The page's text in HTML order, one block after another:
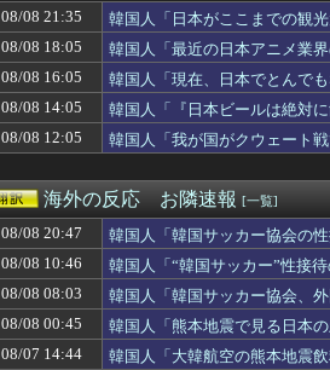
韓国人「海外から見た東京とソウルの評価が
韓国サッカー協会に家宅捜索！←「韓ドラ
「探そうとすら思わないでください」高さ
イーロン・マスクの衛星、戦争の狭間で揺
【海外の反応】岡本和真が守備でとっさの
日本の大相撲に36年ぶりに英国人力士が誕
【インド】バーガーを食べる罪【ポーラン
【海外の反応】日本政府が、アメリカ政府
【海外の反応】ホンダS2000の外観とスペッ
韓国人「イラン完勝、アメリカ惨敗」米イ
【朗報】韓国人「世界の数学者が愛した日
韓国人「韓国サッカー協会の性接待報道、
海外「日本は取り締まれ！」栃木でシャイ
海外メディア「洋ゲー市場はグラフィック
海外「MLB屈指の好チーム」鈴木誠也のタ
韓国人「欧州メディアがロンドン五輪銅メ
08/08 21:35
韓国人「日本がここまでの観
反応
08/08 18:05
韓国人「最近の日本アニメ業
の反応
08/08 16:05
韓国人「現在、日本でとんで
反応
08/08 14:05
韓国人「『日本ビールは絶対
韓国の反応
08/08 12:05
韓国人「我が国がクウェート
海外の反応 お隣速報 [一覧]
08/08 20:47
韓国人「韓国サッカー協会の
恥だ」「2002年まで疑う価値
08/08 10:46
韓国人「“韓国サッカー”性接
サッカーだ」
08/08 08:03
韓国人「韓国サッカー協会、
ってたこと正しかったね・・
08/08 00:45
韓国人「熊本地震で見る日本
何か適当に作る感じがしない
08/07 14:44 韓国人「大韓航空の熊本地震